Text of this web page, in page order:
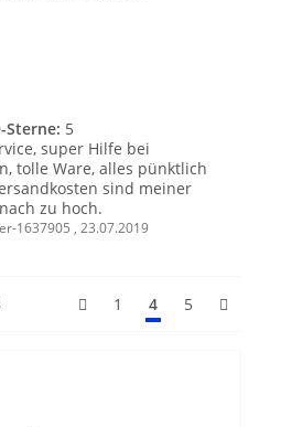
Sterne: 5
super Hilfe bei
tolle Ware, alles pünktlich
sind meiner
zu hoch.
1637905 , 23.07.2019
1 4 5